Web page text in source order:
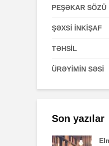
PEŞƏKAR SÖZÜ
ŞƏXSİ İNKİŞAF
TƏHSİL
ÜRƏYİMİN SƏSİ
Son yazılar